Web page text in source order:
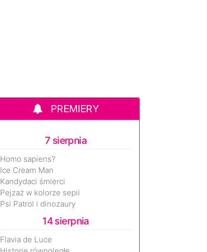
PREMIERY
7 sierpnia
Homo sapiens?
Ice Cream Man
Kandydaci śmierci
Pejzaż w kolorze sepii
Psi Patrol i dinozaury
14 sierpnia
Flavia de Luce